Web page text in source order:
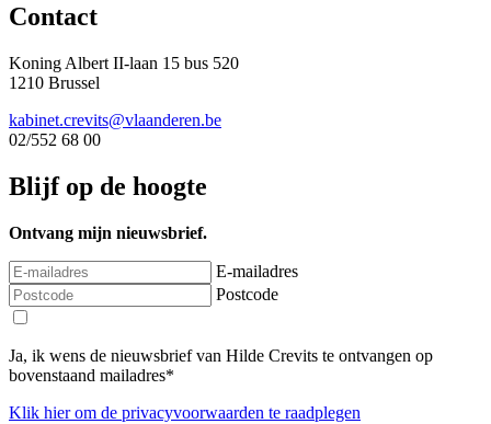
Contact
Koning Albert II-laan 15 bus 520
1210 Brussel
kabinet.crevits@vlaanderen.be
02/552 68 00
Blijf op de hoogte
Ontvang mijn nieuwsbrief.
E-mailadres
Postcode
Ja, ik wens de nieuwsbrief van Hilde Crevits te ontvangen op
bovenstaand mailadres*
Klik hierom de privacyvoorwaarden te raadplegen